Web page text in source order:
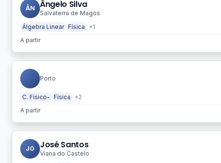
ÂN Ângelo Silva
Salvaterra de Magos
Álgebra Linear Física
+1
A partir
Porto
C. Físico- Física
+2
A partir
JO José Santos
Viana do Castelo